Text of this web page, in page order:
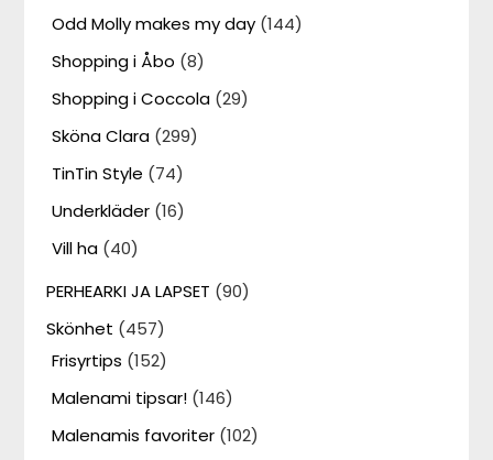
Odd Molly makes my day (144)
Shopping i Åbo (8)
Shopping i Coccola (29)
Sköna Clara (299)
TinTin Style (74)
Underkläder (16)
Vill ha (40)
PERHEARKI JA LAPSET (90)
Skönhet (457)
Frisyrtips (152)
Malenami tipsar! (146)
Malenamis favoriter (102)